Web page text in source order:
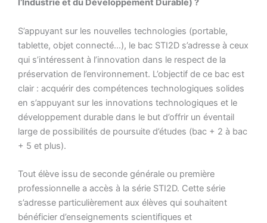
l’Industrie et du Développement Durable) ?
S’appuyant sur les nouvelles technologies (portable,
tablette, objet connecté…), le bac STI2D s’adresse à ceux
qui s’intéressent à l’innovation dans le respect de la
préservation de l’environnement. L’objectif de ce bac est
clair : acquérir des compétences technologiques solides
en s’appuyant sur les innovations technologiques et le
développement durable dans le but d’offrir un éventail
large de possibilités de poursuite d’études (bac + 2 à bac
+ 5 et plus).
Tout élève issu de seconde générale ou première
professionnelle a accès à la série STI2D. Cette série
s’adresse particulièrement aux élèves qui souhaitent
bénéficier d’enseignements scientifiques et